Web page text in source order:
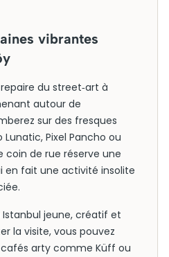
vibrantes
du street‑art à
autour de
sur des fresques
Pixel Pancho ou
coin de rue réserve une
en fait une activité insolite
jeune, créatif et
la visite, vous pouvez
arty comme Küff ou